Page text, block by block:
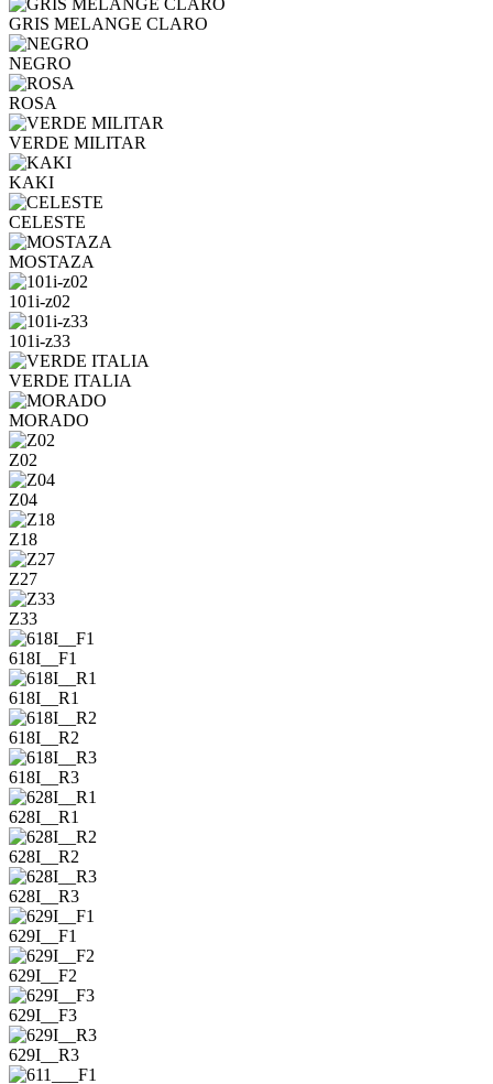
GRIS MELANGE CLARO
NEGRO
ROSA
VERDE MILITAR
KAKI
CELESTE
MOSTAZA
101i-z02
101i-z33
VERDE ITALIA
MORADO
Z02
Z04
Z18
Z27
Z33
618I__F1
618I__R1
618I__R2
618I__R3
628I__R1
628I__R2
628I__R3
629I__F1
629I__F2
629I__F3
629I__R3